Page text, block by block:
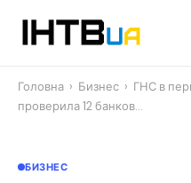
Головна › Бизнес › ГНС в
проверила 12 банков…
БИЗНЕС